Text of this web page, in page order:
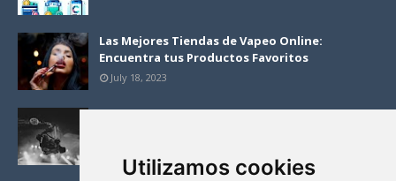
Utilizamos cookies
Las Mejores Tiendas de Vapeo Online:
Encuentra tus Productos Favoritos
July 18, 2023